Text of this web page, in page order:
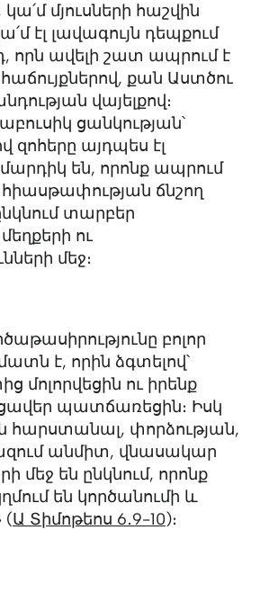
մյուսների հաշվին
էլ լավագույն դեպքում
որն ավելի շատ ապրում է
քան Աստծու
վայելքով։
ցանկության՝
զոհերը այդպես էլ
են, որոնք ապրում
ճնշող
տարբեր
ու
մեջ։
բոլոր
է, որին ձգտելով՝
մոլորվեցին ու իրենք
պատճառեցին։ Իսկ
հարստանալ, փորձության,
անմիտ, վնասակար
մեջ են ընկնում, որոնք
են կործանումի և
(Ա Տիմոթեոս 6․9-10)։